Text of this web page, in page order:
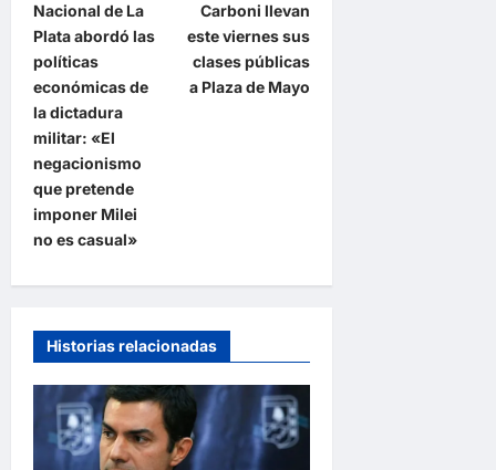
e
g
a
c
i
ó
n
e
e
n
t
Nacional de La
Plata abordó las
políticas
económicas de
la dictadura
militar: «El
negacionismo
que pretende
imponer Milei
no es casual»
Carboni llevan
este viernes sus
clases públicas
a Plaza de Mayo
Historias relacionadas